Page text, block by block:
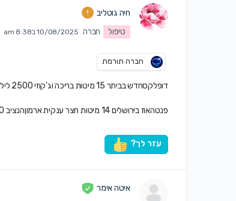
חיה גוטליב
טיפול
חברה 10/08/2025 ב8:38 am
חברה תורמת
דופלקסחדש בביתר 15 מיטות בריכה וג'קוזי 2500 לילה 052-7617660
פנטהאוז בירושלים 14 מיטות חצר ענקית ארמוןהנציב 052-7617660
עזר לך?
איטה אימר